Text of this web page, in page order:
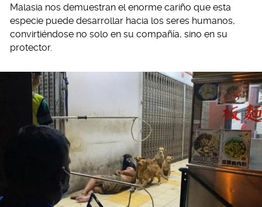
Malasia nos demuestran el enorme cariño que esta
especie puede desarrollar hacia los seres humanos,
convirtiéndose no solo en su compañía, sino en su
protector.